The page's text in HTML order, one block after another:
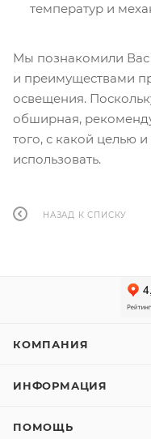
температур и
Мы познакомили
и преимуществами
освещения.
обширная,
того, с какой целью
использовать.
НАЗАД К СПИСКУ
КОМПАНИЯ
ИНФОРМАЦИЯ
ПОМОЩЬ